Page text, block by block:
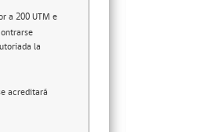
a 200 UTM e
la
acreditará